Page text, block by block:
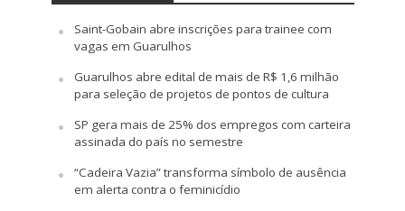
Saint-Gobain abre inscrições para trainee com
vagas em Guarulhos
Guarulhos abre edital de mais de R$ 1,6 milhão
para seleção de projetos de pontos de cultura
SP gera mais de 25% dos empregos com carteira
assinada do país no semestre
“Cadeira Vazia” transforma símbolo de ausência
em alerta contra o feminicídio